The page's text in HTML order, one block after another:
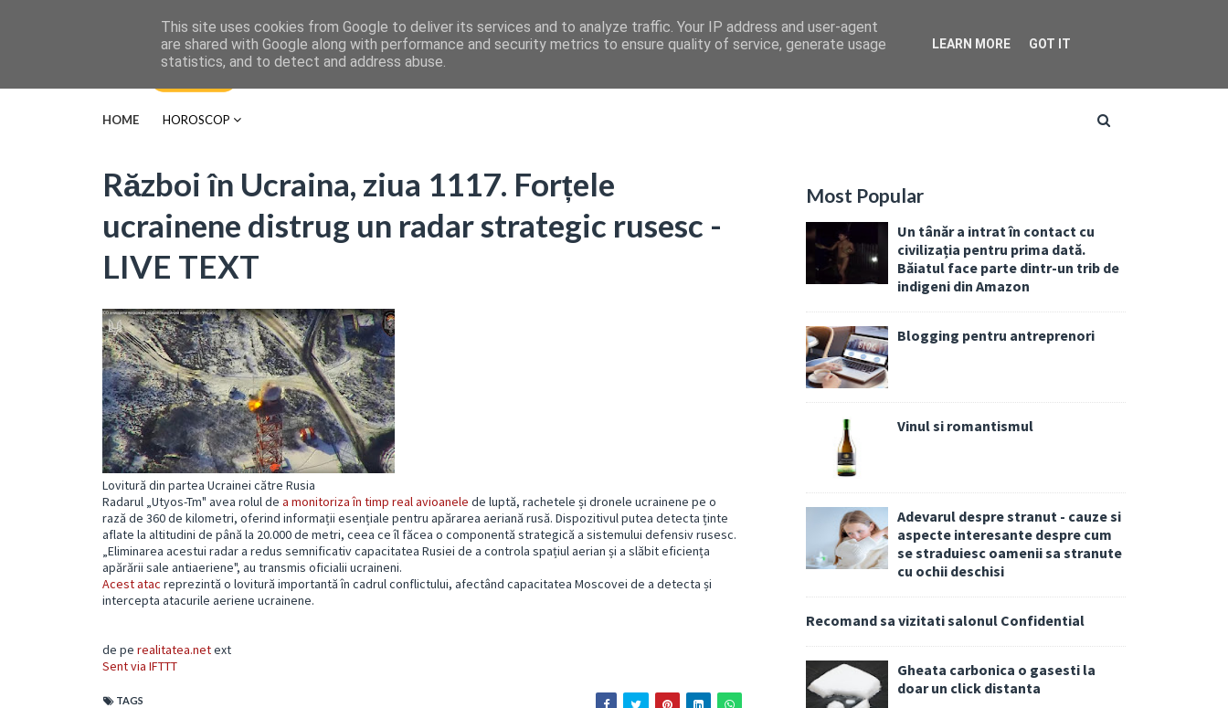
HOME HOROSCOP
Război în Ucraina, ziua 1117. Forțele
ucrainene distrug un radar strategic rusesc -
LIVE TEXT
Lovitură din partea Ucrainei către Rusia
Radarul „Utyos-Tm" avea rolul de a monitoriza în timp real avioanele de luptă, rachetele și dronele ucrainene pe o
rază de 360 de kilometri, oferind informații esențiale pentru apărarea aeriană rusă. Dispozitivul putea detecta ținte
aflate la altitudini de până la 20.000 de metri, ceea ce îl făcea o componentă strategică a sistemului defensiv rusesc.
„Eliminarea acestui radar a redus semnificativ capacitatea Rusiei de a controla spațiul aerian și a slăbit eficiența
apărării sale antiaeriene", au transmis oficialii ucraineni.
Acest atac reprezintă o lovitură importantă în cadrul conflictului, afectând capacitatea Moscovei de a detecta și
intercepta atacurile aeriene ucrainene.
de pe realitatea.netext
Sent via IFTTT
TAGS
Most Popular
Un tânăr a intrat în contact cu
civilizația pentru prima dată.
Băiatul face parte dintr-un trib de
indigeni din Amazon
Blogging pentru antreprenori
Vinul si romantismul
Adevarul despre stranut - cauze si
aspecte interesante despre cum
se straduiesc oamenii sa stranute
cu ochii deschisi
Recomand sa vizitati salonul Confidential
Gheata carbonica o gasesti la
doar un click distanta
This site uses cookies from Google to deliver its services and to analyze traffic. Your IP address and user-agent
are shared with Google along with performance and security metrics to ensure quality of service, generate usage
statistics, and to detect and address abuse.
LEARN MORE GOT IT